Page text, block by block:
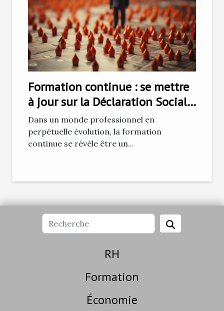
Formation continue : se mettre
à jour sur la Déclaration Sociale
Nominative pour les
professionnels RH
Dans un monde professionnel en
perpétuelle évolution, la formation
continue se révèle être un...
RH
Formation
Économie